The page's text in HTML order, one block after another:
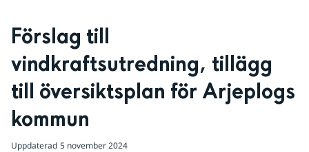
Förslag till
vindkraftsutredning, tillägg
till översiktsplan för Arjeplogs
kommun
Uppdaterad 5 november 2024